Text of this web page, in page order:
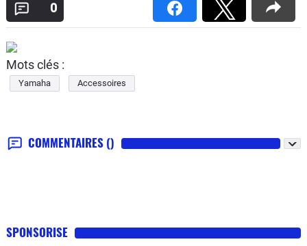
0
Mots clés :
Yamaha Accessoires
COMMENTAIRES ()
SPONSORISE